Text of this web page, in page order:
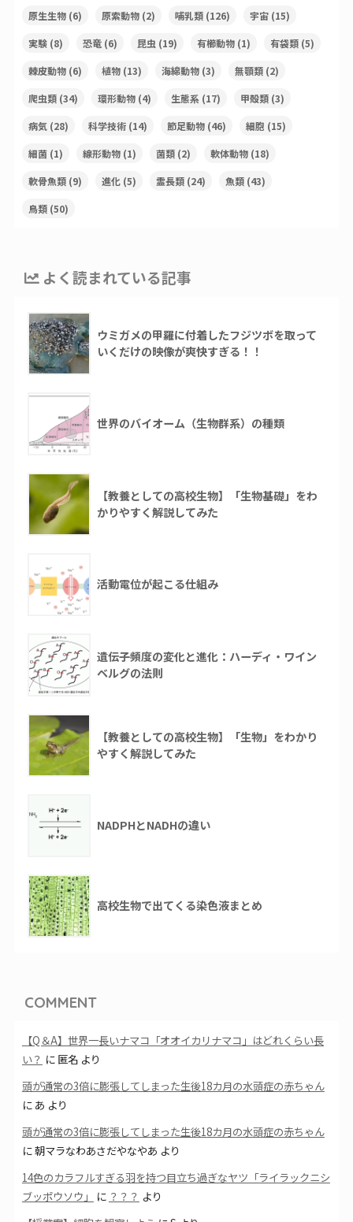
原生生物(6) 原索動物(2) 哺乳類(126) 宇宙(15)
実験(8) 恐竜(6) 昆虫 (19) 有櫛動物(1) 有袋類(5)
棘皮動物(6) 植物(13) 海綿動物(3) 無顎類(2)
爬虫類(34) 環形動物(4) 生態系(17) 甲殻類(3)
病気(28) 科学技術(14) 節足動物(46) 細胞 (15)
細菌(1) 線形動物(1) 菌類(2) 軟体動物(18)
軟骨魚類(9) 進化(5) 霊長類(24) 魚類(43)
鳥類(50)
よく読まれている記事
ウミガメの甲羅に付着したフジツボを取って
いくだけの映像が爽快すぎる！！
世界のバイオーム（生物群系）の種類
【教養としての高校生物】「生物基礎」をわ
かりやすく解説してみた
活動電位が起こる仕組み
遺伝子頻度の変化と進化：ハーディ・ワイン
ベルグの法則
【教養としての高校生物】「生物」をわかり
やすく解説してみた
NADPHとNADHの違い
高校生物で出てくる染色液まとめ
COMMENT
【Q＆A】世界一長いナマコ「オオイカリナマコ」はどれくらい長
い？ に 匿名より
頭が通常の3倍に膨張してしまった生後18カ月の水頭症の赤ちゃん
に あ より
頭が通常の3倍に膨張してしまった生後18カ月の水頭症の赤ちゃん
に朝マラなわあさだやなやあ より
14色のカラフルすぎる羽を持つ目立ち過ぎなヤツ「ライラックニシ
ブッポウソウ」
に ？？？ より